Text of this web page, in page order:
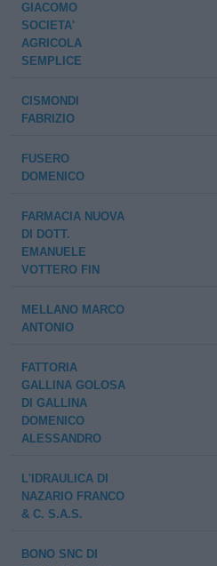
GIACOMO
SOCIETA'
AGRICOLA
SEMPLICE
CISMONDI
FABRIZIO
FUSERO
DOMENICO
FARMACIA NUOVA
DI DOTT.
EMANUELE
VOTTERO FIN
MELLANO MARCO
ANTONIO
FATTORIA
GALLINA GOLOSA
DI GALLINA
DOMENICO
ALESSANDRO
L'IDRAULICA DI
NAZARIO FRANCO
& C. S.A.S.
BONO SNC DI